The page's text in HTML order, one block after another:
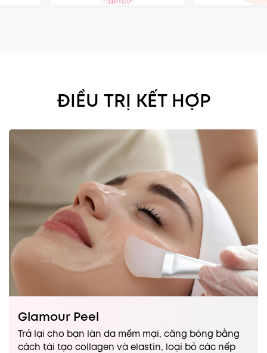
ĐIỀU TRỊ KẾT HỢP
Glamour Peel
Trả lại cho bạn làn da mềm mại, căng bóng bằng
cách tái tạo collagen và elastin, loại bỏ các nếp